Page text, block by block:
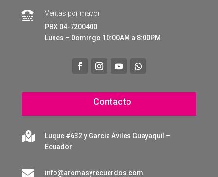

Ventas por mayor
PBX 04-7200400
Lunes – Domingo 10:00AM a 8:00PM
Contacto

Luque #632 y Garcia Aviles Guayaquil –
Ecuador
 info@aromasyrecuerdos.com